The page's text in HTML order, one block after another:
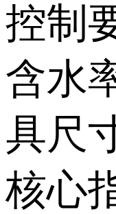
控制
含水
具尺
核心